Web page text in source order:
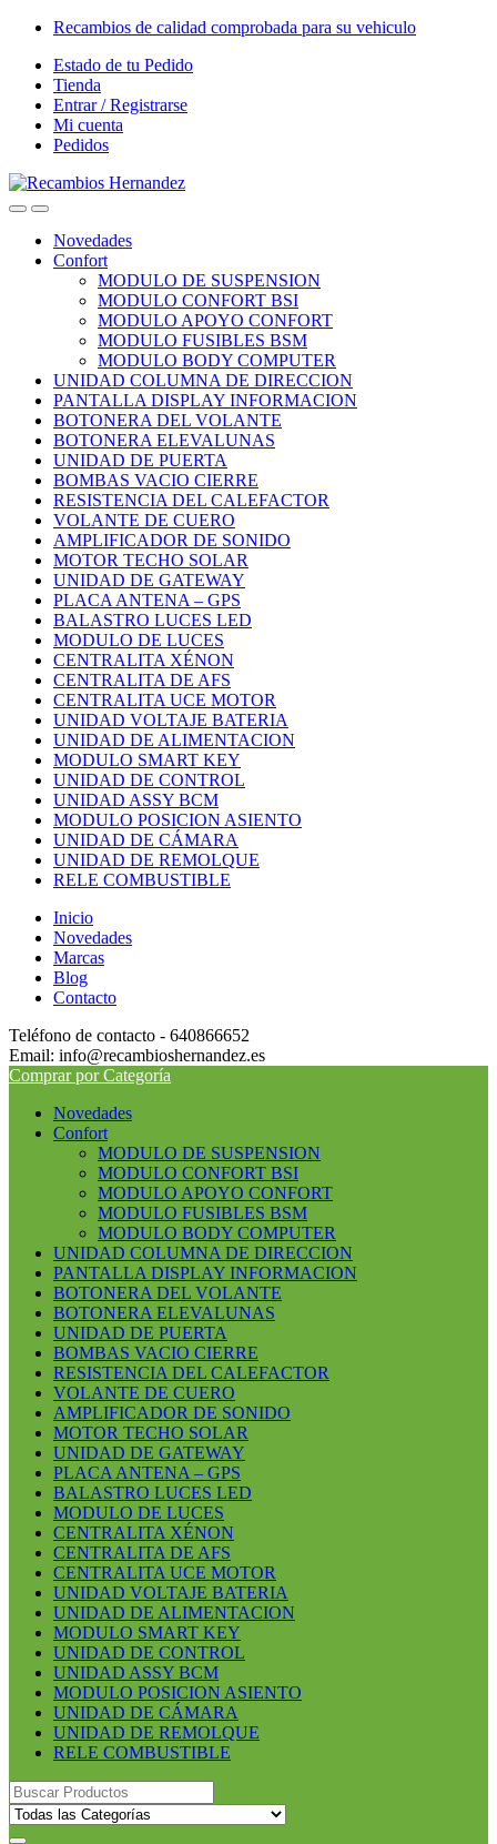
Skip
navigation
Skip
content
Recambios de calidad comprobada para su vehiculo
Estado de tu Pedido
Tienda
Entrar / Registrarse
Mi cuenta
Pedidos
OpenClose
Novedades
Confort
MODULO DE SUSPENSION
MODULO CONFORT BSI
MODULO APOYO CONFORT
MODULO FUSIBLES BSM
MODULO BODY COMPUTER
UNIDAD COLUMNA DE DIRECCION
PANTALLA DISPLAY INFORMACION
BOTONERA DEL VOLANTE
BOTONERA ELEVALUNAS
UNIDAD DE PUERTA
BOMBAS VACIO CIERRE
RESISTENCIA DEL CALEFACTOR
VOLANTE DE CUERO
AMPLIFICADOR DE SONIDO
MOTOR TECHO SOLAR
UNIDAD DE GATEWAY
PLACA ANTENA – GPS
BALASTRO LUCES LED
MODULO DE LUCES
CENTRALITA XÉNON
CENTRALITA DE AFS
CENTRALITA UCE MOTOR
UNIDAD VOLTAJE BATERIA
UNIDAD DE ALIMENTACION
MODULO SMART KEY
UNIDAD DE CONTROL
UNIDAD ASSY BCM
MODULO POSICION ASIENTO
UNIDAD DE CÁMARA
UNIDAD DE REMOLQUE
RELE COMBUSTIBLE
Inicio
Novedades
Marcas
Blog
Contacto
Teléfono de contacto - 640866652
Email: info@recambioshernandez.es
Comprar por Categoría
Novedades
Confort
MODULO DE SUSPENSION
MODULO CONFORT BSI
MODULO APOYO CONFORT
MODULO FUSIBLES BSM
MODULO BODY COMPUTER
UNIDAD COLUMNA DE DIRECCION
PANTALLA DISPLAY INFORMACION
BOTONERA DEL VOLANTE
BOTONERA ELEVALUNAS
UNIDAD DE PUERTA
BOMBAS VACIO CIERRE
RESISTENCIA DEL CALEFACTOR
VOLANTE DE CUERO
AMPLIFICADOR DE SONIDO
MOTOR TECHO SOLAR
UNIDAD DE GATEWAY
PLACA ANTENA – GPS
BALASTRO LUCES LED
MODULO DE LUCES
CENTRALITA XÉNON
CENTRALITA DE AFS
CENTRALITA UCE MOTOR
UNIDAD VOLTAJE BATERIA
UNIDAD DE ALIMENTACION
MODULO SMART KEY
UNIDAD DE CONTROL
UNIDAD ASSY BCM
MODULO POSICION ASIENTO
UNIDAD DE CÁMARA
UNIDAD DE REMOLQUE
RELE COMBUSTIBLE
Search
for: